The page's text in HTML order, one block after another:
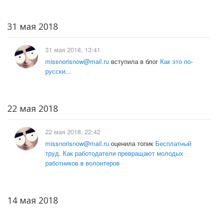
31 мая 2018
31 мая 2018, 13:41
missnorisnow@mail.ru вступила в блог Как это по-
русски...
22 мая 2018
22 мая 2018, 22:42
missnorisnow@mail.ru оценила топик Бесплатный
труд. Как работодатели превращают молодых
работников в волонтеров
14 мая 2018